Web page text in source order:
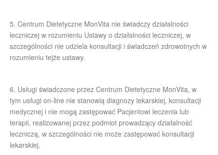
5. Centrum Dietetyczne MonVita nie świadczy działalności
leczniczej w rozumieniu Ustawy o działalności leczniczej, w
szczególności nie udziela konsultacji i świadczeń zdrowotnych w
rozumieniu tejże ustawy.
6. Usługi świadczone przez Centrum Dietetyczne MonVita, w
tym usługi on-line nie stanowią diagnozy lekarskiej, konsultacji
medycznej i nie mogą zastępować Pacjentowi leczenia lub
terapii, realizowanej przez podmiot prowadzący działalność
leczniczą, w szczególności nie może zastępować konsultacji
lekarskiej.